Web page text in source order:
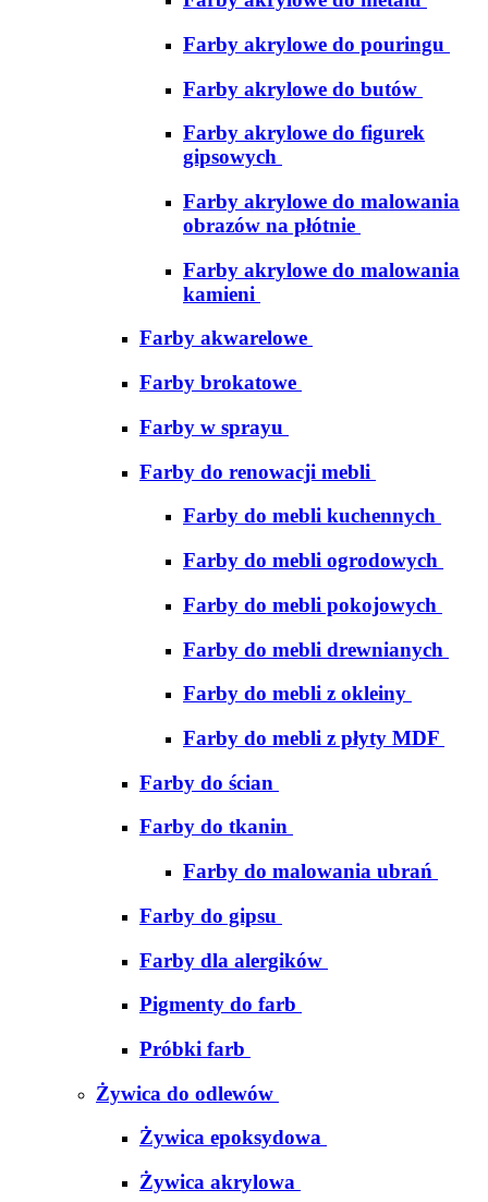
Farby akrylowe do pouringu
Farby akrylowe do butów
Farby akrylowe do figurek
gipsowych
Farby akrylowe do malowania
obrazów na płótnie
Farby akrylowe do malowania
kamieni
Farby akwarelowe
Farby brokatowe
Farby w sprayu
Farby do renowacji mebli
Farby do mebli kuchennych
Farby do mebli ogrodowych
Farby do mebli pokojowych
Farby do mebli drewnianych
Farby do mebli z okleiny
Farby do mebli z płyty MDF
Farby do ścian
Farby do tkanin
Farby do malowania ubrań
Farby do gipsu
Farby dla alergików
Pigmenty do farb
Próbki farb
Żywica do odlewów
Żywica epoksydowa
Żywica akrylowa